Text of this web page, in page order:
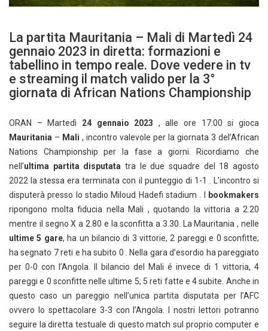
La partita Mauritania – Mali di Martedì 24
gennaio 2023 in diretta: formazioni e
tabellino in tempo reale. Dove vedere in tv
e streaming il match valido per la 3°
giornata di African Nations Championship
ORAN – Martedì 24 gennaio 2023 , alle ore 17:00 si gioca
Mauritania – Mali , incontro valevole per la giornata 3 del’African
Nations Championship per la fase a giorni. Ricordiamo che
nell’ultima partita disputata tra le due squadre del 18 agosto
2022 la stessa era terminata con il punteggio di 1-1 . L’incontro si
disputerà presso lo stadio Miloud Hadefi stadium . I
bookmakers
ripongono molta fiducia nella Mali , quotando la vittoria a 2.20
mentre il segno X a 2.80 e la sconfitta a 3.30. La Mauritania , nelle
ultime 5 gare, ha un bilancio di 3 vittorie, 2 pareggi e 0 sconfitte;
ha segnato 7 reti e ha subito 0 . Nella gara d’esordio ha pareggiato
per 0-0 con l’Angola. Il bilancio del Mali é invece di 1 vittoria, 4
pareggi e 0 sconfitte nelle ultime 5; 5 reti fatte e 4 subite. Anche in
questo caso un pareggio nell’unica partita disputata per l’AFC
ovvero lo spettacolare 3-3 con l’Angola. I nostri lettori potranno
seguire la diretta testuale di questo match sul proprio computer e